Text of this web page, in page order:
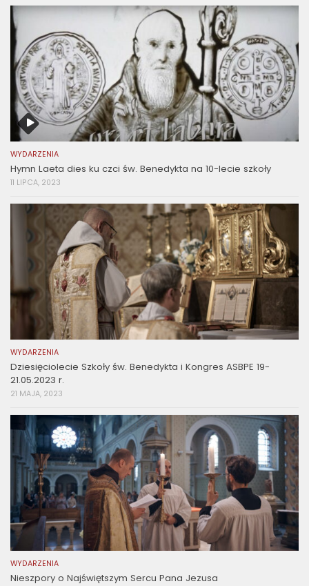
WYDARZENIA
Hymn Laeta dies ku czci św. Benedykta na 10-lecie szkoły
11 LIPCA, 2023
WYDARZENIA
Dziesięciolecie Szkoły św. Benedykta i Kongres ASBPE 19-
21.05.2023 r.
21 MAJA, 2023
WYDARZENIA
Nieszpory o Najświętszym Sercu Pana Jezusa